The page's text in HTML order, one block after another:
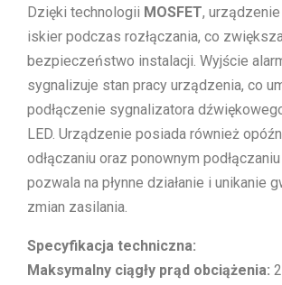
Dzięki technologii MOSFET,
iskier podczas rozłączania, co
bezpieczeństwo instalacji. Wyjście
sygnalizuje stan pracy urządzenia, co
podłączenie sygnalizatora
LED. Urządzenie posiada również
odłączaniu oraz ponownym
pozwala na płynne działanie i unikanie
zmian zasilania.
Specyfikacja techniczna:
Maksymalny ciągły prąd obciążenia: